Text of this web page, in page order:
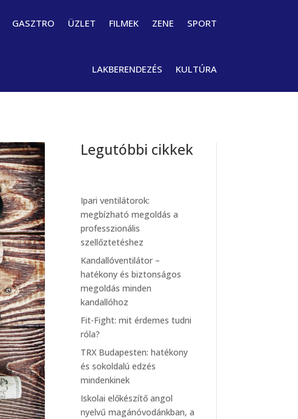
GASZTRO ÜZLET FILMEK ZENE SPORT
LAKBERENDEZÉS KULTÚRA
Legutóbbi cikkek
Ipari ventilátorok:
megbízható megoldás a
professzionális
szellőztetéshez
Kandallóventilátor –
hatékony és biztonságos
megoldás minden
kandallóhoz
Fit-Fight: mit érdemes tudni
róla?
TRX Budapesten: hatékony
és sokoldalú edzés
mindenkinek
Iskolai előkészítő angol
nyelvű magánóvodánkban, a